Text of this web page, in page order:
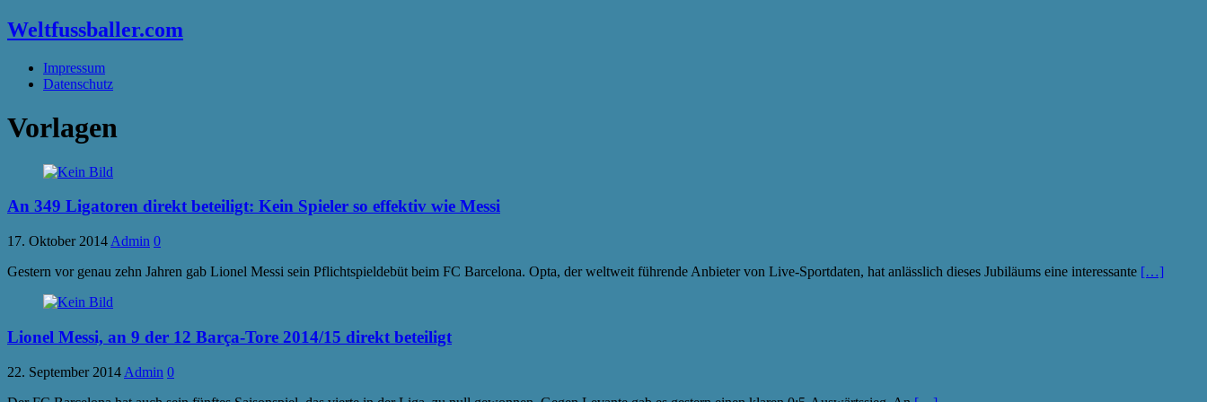
Weltfussballer.com
Impressum
Datenschutz
Vorlagen
An 349 Ligatoren direkt beteiligt: Kein Spieler so effektiv wie Messi
17. Oktober 2014 Admin 0
Gestern vor genau zehn Jahren gab Lionel Messi sein Pflichtspieldebüt beim FC Barcelona. Opta, der weltweit führende Anbieter von Live-Sportdaten, hat anlässlich dieses Jubiläums eine interessante […]
Lionel Messi, an 9 der 12 Barça-Tore 2014/15 direkt beteiligt
22. September 2014 Admin 0